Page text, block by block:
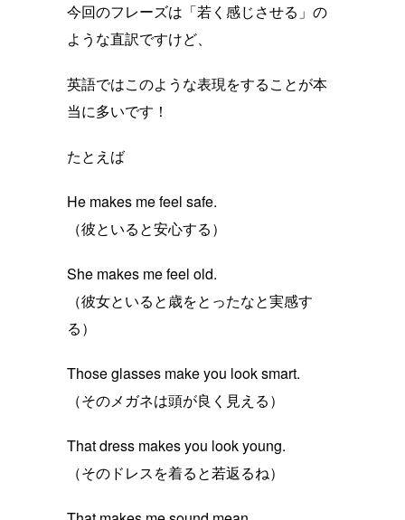
今回のフレーズは「若く感じさせる」の
ような直訳ですけど、
英語ではこのような表現をすることが本
当に多いです！
たとえば
He makes me feel safe.
（彼といると安心する）
She makes me feel old.
（彼女といると歳をとったなと実感す
る）
Those glasses make you look smart.
（そのメガネは頭が良く見える）
That dress makes you look young.
（そのドレスを着ると若返るね）